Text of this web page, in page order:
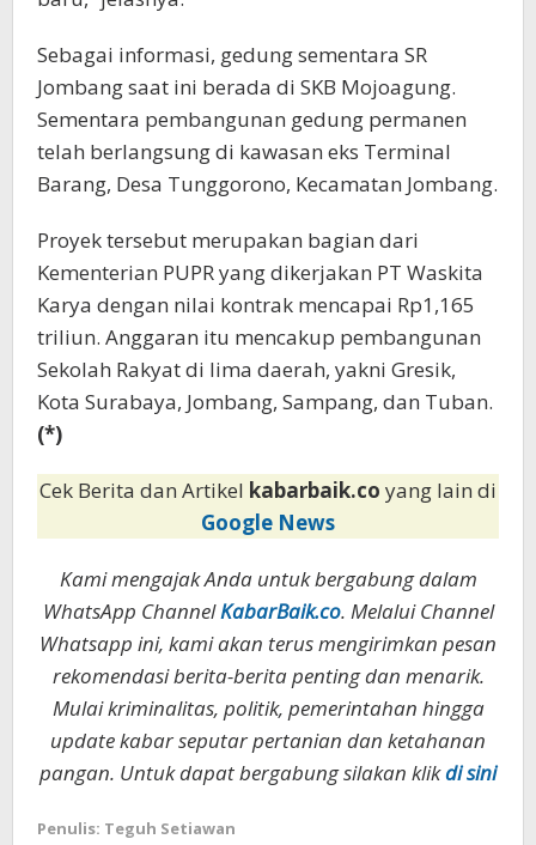
Sebagai informasi, gedung sementara SR
Jombang saat ini berada di SKB Mojoagung.
Sementara pembangunan gedung permanen
telah berlangsung di kawasan eks Terminal
Barang, Desa Tunggorono, Kecamatan Jombang.
Proyek tersebut merupakan bagian dari
Kementerian PUPR yang dikerjakan PT Waskita
Karya dengan nilai kontrak mencapai Rp1,165
triliun. Anggaran itu mencakup pembangunan
Sekolah Rakyat di lima daerah, yakni Gresik,
Kota Surabaya, Jombang, Sampang, dan Tuban.
(*)
Cek Berita dan Artikel kabarbaik.co yang lain di
Google News
Kami mengajak Anda untuk bergabung dalam
WhatsApp ChannelKabarBaik.co. Melalui Channel
Whatsapp ini, kami akan terus mengirimkan pesan
rekomendasi berita-berita penting dan menarik.
Mulai kriminalitas, politik, pemerintahan hingga
update kabar seputar pertanian dan ketahanan
pangan. Untuk dapat bergabung silakan klikdi sini
Penulis: Teguh Setiawan